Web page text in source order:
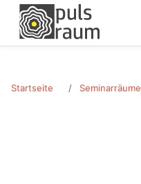
Startseite Seminarräume